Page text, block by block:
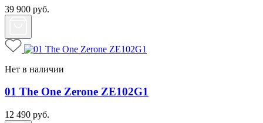
39 900 руб.
Нет в наличии
01 The One Zerone ZE102G1
12 490 руб.